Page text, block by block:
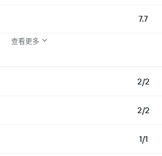
7.7
查看更多
2/2
2/2
1/1